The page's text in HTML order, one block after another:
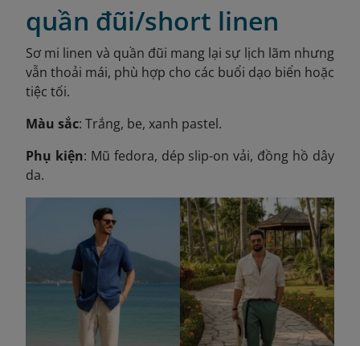
quần đũi/short linen
Sơ mi linen và quần đũi mang lại sự lịch lãm nhưng
vẫn thoải mái, phù hợp cho các buổi dạo biển hoặc
tiệc tối.
Màu sắc: Trắng, be, xanh pastel.
Phụ kiện: Mũ fedora, dép slip-on vải, đồng hồ dây
da.